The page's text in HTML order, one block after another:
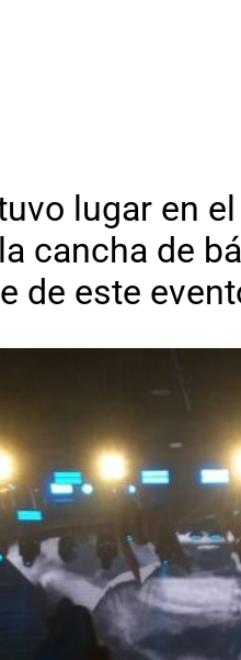
lugar en
cancha de
de este